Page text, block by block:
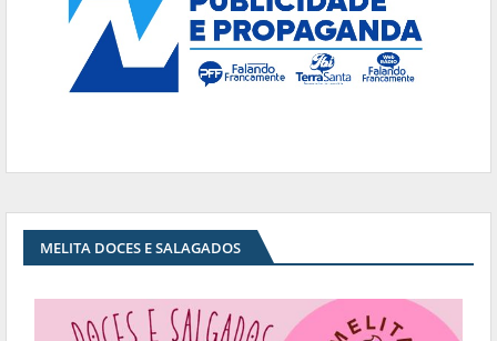
MELITA DOCES E SALAGADOS